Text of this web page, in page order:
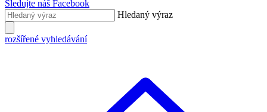
Sledujte náš Facebook
Hledaný výraz
rozšířené vyhledávání